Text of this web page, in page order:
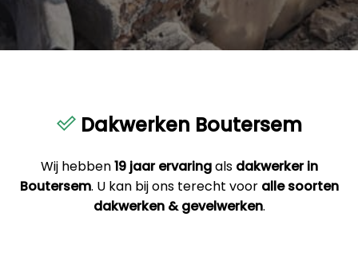
Dakwerken Boutersem
Wij hebben19 jaar ervaringals dakwerker in
Boutersem. U kan bij ons terecht voor alle soorten
dakwerken & gevelwerken.